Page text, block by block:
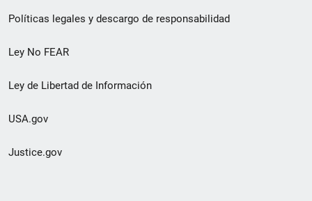
de
página
Políticas legales y descargo de responsabilidad
Ley No FEAR
Ley de Libertad de Información
USA.gov
Justice.gov